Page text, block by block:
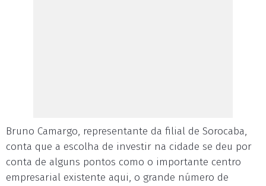
Bruno Camargo, representante da filial de Sorocaba,
conta que a escolha de investir na cidade se deu por
conta de alguns pontos como o importante centro
empresarial existente aqui, o grande número de